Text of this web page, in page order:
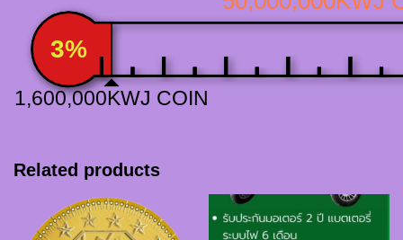
1,600,000KWJ COIN
3%
Related products